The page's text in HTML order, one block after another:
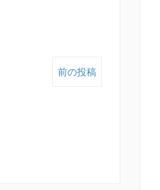
前の投稿